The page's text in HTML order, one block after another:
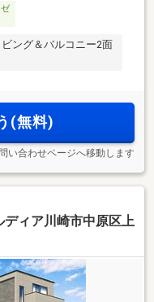
ング＆バルコニー2面
(無料)
い合わせページへ移動します
ディア川崎市中原区上